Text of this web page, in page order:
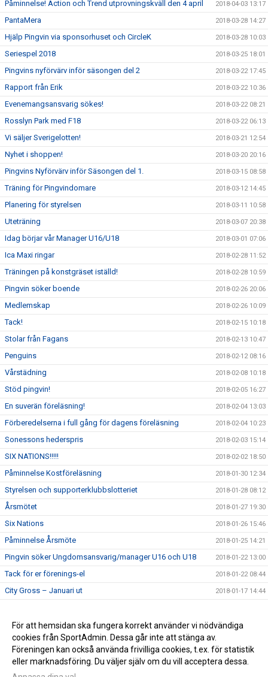
Påminnelse! Action och Trend utprovningskväll den 4 april 2018-04-03 13:17
PantaMera 2018-03-28 14:27
Hjälp Pingvin via sponsorhuset och CircleK 2018-03-28 10:03
Seriespel 2018 2018-03-25 18:01
Pingvins nyförvärv inför säsongen del 2 2018-03-22 17:45
Rapport från Erik 2018-03-22 10:36
Evenemangsansvarig sökes! 2018-03-22 08:21
Rosslyn Park med F18 2018-03-22 06:13
Vi säljer Sverigelotten! 2018-03-21 12:54
Nyhet i shoppen! 2018-03-20 20:16
Pingvins Nyförvärv inför Säsongen del 1. 2018-03-15 08:58
Träning för Pingvindomare 2018-03-12 14:45
Planering för styrelsen 2018-03-11 10:58
Uteträning 2018-03-07 20:38
Idag börjar vår Manager U16/U18 2018-03-01 07:06
Ica Maxi ringar 2018-02-28 11:52
Träningen på konstgräset iställd! 2018-02-28 10:59
Pingvin söker boende 2018-02-26 20:06
Medlemskap 2018-02-26 10:09
Tack! 2018-02-15 10:18
Stolar från Fagans 2018-02-13 10:47
Penguins 2018-02-12 08:16
Vårstädning 2018-02-08 10:18
Stöd pingvin! 2018-02-05 16:27
En suverän föreläsning! 2018-02-04 13:03
Förberedelserna i full gång för dagens föreläsning 2018-02-04 10:23
Sonessons hederspris 2018-02-03 15:14
SIX NATIONS!!!!! 2018-02-02 18:50
Påminnelse Kostföreläsning 2018-01-30 12:34
Styrelsen och supporterklubbslotteriet 2018-01-28 08:12
Årsmötet 2018-01-27 19:30
Six Nations 2018-01-26 15:46
Påminnelse Årsmöte 2018-01-25 14:21
Pingvin söker Ungdomsansvarig/manager U16 och U18 2018-01-22 13:00
Tack för er förenings-el 2018-01-22 08:44
City Gross – Januari ut 2018-01-17 14:44
Pingvin söker boende 2018-01-17 14:42
Välkommen till pingvins nya sida 2018-01-07 11:10
För att hemsidan ska fungera korrekt använder vi nödvändiga
cookies från SportAdmin. Dessa går inte att stänga av.
Föreningen kan också använda frivilliga cookies, t.ex. för statistik
eller marknadsföring. Du väljer själv om du vill acceptera dessa.